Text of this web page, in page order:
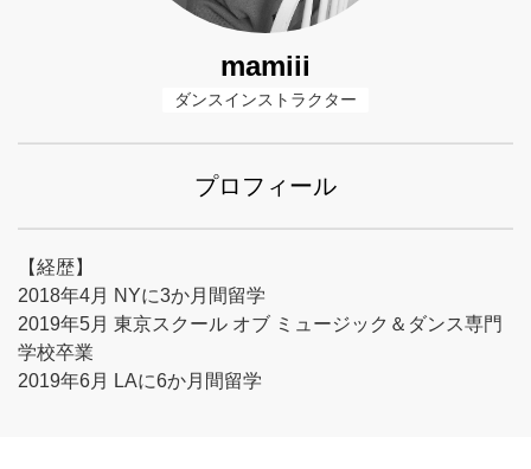
mamiii
ダンスインストラクター
プロフィール
【経歴】
2018年4月 NYに3か月間留学
2019年5月 東京スクール オブ ミュージック＆ダンス専門
学校卒業
2019年6月 LAに6か月間留学